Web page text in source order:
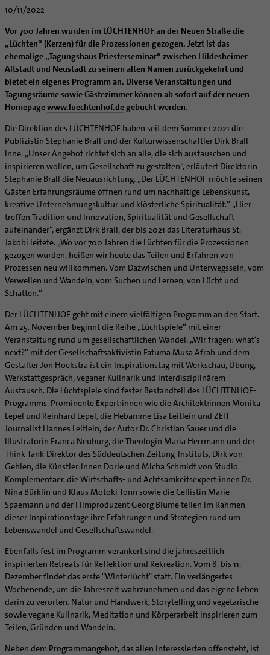
Katholisch heiraten
Hirtenwort: Ehe & Familie
Wissenswertes zur Hochzeit
Ideen für die Hochzeitsfeier
Trausprüche aus der Bibel
Hochzeits-Symbole
Lebensende
Patientenverfügung
Wo ist der richtige Platz zum Sterben?
Hospiz-Seelsorge
Spiritualität
Exerzitien
Kontemplation
Auszeit
Geistliche Begleitung
Lebens- und Glaubensorte
Spirituelle Teambegleitung
Unterstützungsangebote für Seelsorgende
Seelsorgefelder
Frauen
Männer
Queersensible Seelsorge
City- und Passanten
Arbeitnehmer
Altenheim | Senioren
Menschen mit Behinderung
Muttersprachen
Internet- und Telefon
Krankenhaus
Glaubenswege
Ehe - Familie - Geschlechtergerechtigkeit
Notfall
Polizei- und Feuerwehr
Schule
Gefängnisseelsorge
Segensorte
Begleitung und Vernetzung
Team
Newsletter
Weitere Infos
Berufe in der Kirche
Raum für Vielfalt
Diakone
Gemeindereferent:in
Pastorale:r Mitarbeiter:in
Pastoralreferent:in
Priester
Kirchenmusiker:in
Religionslehrer:in
Freiwilligendienst
Soziale Berufe in der Caritas
Orden | Gemeinschaften
Frauenorden
Männerorden
Geistliche Gemeinschaften
Ritterorden
Ordo virginum
Schulpastoral
Religionsunterricht
Service
Stellenanzeigen
Bistumsarchiv
Bestände
Buchreihen
Gemeindeservice
Digitaler Lesesaal
Verein für Geschichte und Kunst im Bistum Hildesheim
Dombibliothek Hildesheim
Bundeskonferenz der kirchlichen Archive in Deutschland
Katholische Akademie des Bistums Hildesheim
Stärkung der Demokratie | Einsatz gegen Diskriminierung
LÜCHTENHOF
Familienbildungsstätten
Katholische Erwachsenenbildung
Forschungsinstitut für Philosophie Hannover
Weltkirche
Bolivienpartnerschaft
Projektförderung
Internationale Freiwilligendienste
Aus dem Bistum in die Welt
Infobrief Weltkirche
missio-Regionalstelle
Bolivienpartnerschaft
Bolivienkommission
Café Bolivia
Beratung Direktpartnerschaften
Finanzielle Förderung der Bolivienpartnerschaft
Ökologische Fonds
Politische Lobbyarbeit
Partnerschaftsvereinbarung
Bolivienpartnerschaft Bistum Trier
Bolivienreise mit Bischof Heiner
Bolivientag 2026
Internationale Freiwilligendienste
Aktuelles
Rückkehrenden-Engagement (ehemalige Freiwillige)
Outgoing
Incoming
Taizé-Fahrt Herbst 2026
Katholische Büros
Schöpfungsgerecht 2035
Wir machen Kirche - schöpfungsgerecht
Biologische Vielfalt
Engagiert in der Gesellschaft
Energetisches Sanieren
Fördermittel finden
Mobilität
Ökotheologie
Schöpfungsspiritualität
Umweltbildung
Zukunftsräume
Aktuelles
Veranstaltungen
Unterstützung für Pfarreien und Einrichtungen
Prävention
Fortbildungen
Stellenangebote
Liturgie und Kirchenmusik
Lokale Kirchenentwicklung
#diegruenegemeinde
Internationale Freiwilligendienste
Netzwerk ChancenGleich
Büchereien
Medienstelle
Newsletter
Personalentwicklung
Unterstützungsangebot für Seelsorgende
Supervision
Coaching
Aufbrüche in der Kirche
Ehrenamtliche
KirchenZeitung online
Verwaltungsbeauftragte / Verwaltungsleitungen in
Pfarrgemeinden
Aktuelles
Altersvorsorge und Ruhestand
Arbeitshilfen
Bistumsatlas
Beruf und Familie
Direktorium
Mitarbeitervertretung
Institutionelles Schutzkonzept
Kirchlicher Anzeiger
Kirchliches Arbeitsrecht
Schematismus
10/11/2022
Vor 700 Jahren wurden im LÜCHTENHOF an der Neuen Straße die
„Lüchten“ (Kerzen) für die Prozessionen gezogen. Jetzt ist das
ehemalige „Tagungshaus Priesterseminar“ zwischen Hildesheimer
Altstadt und Neustadt zu seinem alten Namen zurückgekehrt und
bietet ein eigenes Programm an. Diverse Veranstaltungen und
Tagungsräume sowie Gästezimmer können ab sofort auf der neuen
Homepagewww.luechtenhof.degebucht werden.
Die Direktion des LÜCHTENHOF haben seit dem Sommer 2021 die
Publizistin Stephanie Brall und der Kulturwissenschaftler Dirk Brall
inne. „Unser Angebot richtet sich an alle, die sich austauschen und
inspirieren wollen, um Gesellschaft zu gestalten“, erläutert Direktorin
Stephanie Brall die Neuausrichtung. „Der LÜCHTENHOF möchte seinen
Gästen Erfahrungsräume öffnen rund um nachhaltige Lebenskunst,
kreative Unternehmungskultur und klösterliche Spiritualität.“ „Hier
treffen Tradition und Innovation, Spiritualität und Gesellschaft
aufeinander“, ergänzt Dirk Brall, der bis 2021 das Literaturhaus St.
Jakobi leitete. „Wo vor 700 Jahren die Lüchten für die Prozessionen
gezogen wurden, heißen wir heute das Teilen und Erfahren von
Prozessen neu willkommen. Vom Dazwischen und Unterwegssein, vom
Verweilen und Wandeln, vom Suchen und Lernen, von Lücht und
Schatten.“
Der LÜCHTENHOF geht mit einem vielfältigen Programm an den Start.
Am 25. November beginnt die Reihe „Lüchtspiele“ mit einer
Veranstaltung rund um gesellschaftlichen Wandel. „Wir fragen: what‘s
next?“ mit der Gesellschaftsaktivistin Fatuma Musa Afrah und dem
Gestalter Jon Hoekstra ist ein Inspirationstag mit Werkschau, Übung,
Werkstattgespräch, veganer Kulinarik und interdisziplinärem
Austausch. Die Lüchtspiele sind fester Bestandteil des LÜCHTENHOF-
Programms. Prominente Expert:innen wie die Architekt:innen Monika
Lepel und Reinhard Lepel, die Hebamme Lisa Leitlein und ZEIT-
Journalist Hannes Leitlein, der Autor Dr. Christian Sauer und die
Illustratorin Franca Neuburg, die Theologin Maria Herrmann und der
Think Tank-Direktor des Süddeutschen Zeitung-Instituts, Dirk von
Gehlen, die Künstler:innen Dorle und Micha Schmidt von Studio
Komplementaer, die Wirtschafts- und Achtsamkeitsexpert:innen Dr.
Nina Bürklin und Klaus Motoki Tonn sowie die Cellistin Marie
Spaemann und der Filmproduzent Georg Blume teilen im Rahmen
dieser Inspirationstage ihre Erfahrungen und Strategien rund um
Lebenswandel und Gesellschaftswandel.
Ebenfalls fest im Programm verankert sind die jahreszeitlich
inspirierten Retreats für Reflektion und Rekreation. Vom 8. bis 11.
Dezember findet das erste "Winterlücht" statt. Ein verlängertes
Wochenende, um die Jahreszeit wahrzunehmen und das eigene Leben
darin zu verorten. Natur und Handwerk, Storytelling und vegetarische
sowie vegane Kulinarik, Meditation und Körperarbeit inspirieren zum
Teilen, Gründen und Wandeln.
Neben dem Programmangebot, das allen Interessierten offensteht, ist